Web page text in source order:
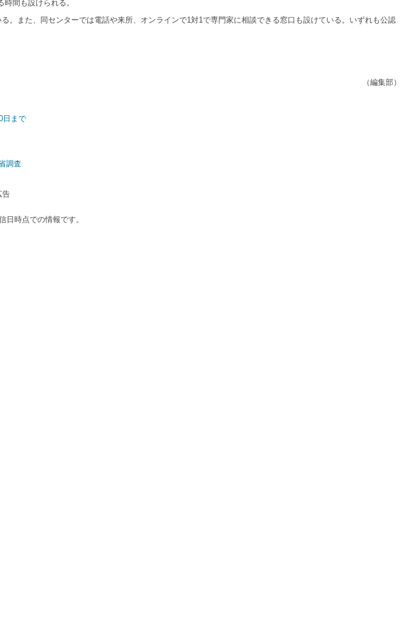
間も設けられる。
また、同センターでは電話や来所、オンラインで1対1で専門家に相談できる窓口も設けている。いずれも公認
（編集部）
日まで
調査
告
時点での情報です。